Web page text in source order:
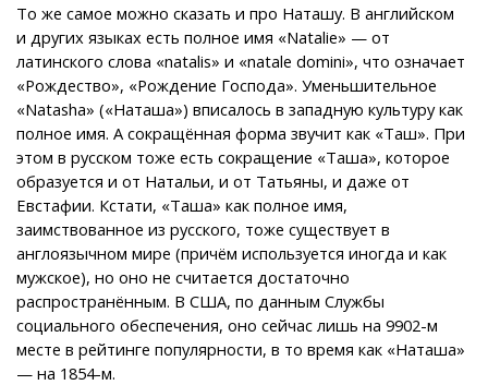
То же самое можно сказать и про Наташу. В английском
и других языках есть полное имя «Natalie» — от
латинского слова «natalis» и «natale domini», что означает
«Рождество», «Рождение Господа». Уменьшительное
«Natasha» («Наташа») вписалось в западную культуру как
полное имя. А сокращённая форма звучит как «Таш». При
этом в русском тоже есть сокращение «Таша», которое
образуется и от Натальи, и от Татьяны, и даже от
Евстафии. Кстати, «Таша» как полное имя,
заимствованное из русского, тоже существует в
англоязычном мире (причём используется иногда и как
мужское), но оно не считается достаточно
распространённым. В США, по данным Службы
социального обеспечения, оно сейчас лишь на 9902-м
месте в рейтинге популярности, в то время как «Наташа»
— на 1854-м.